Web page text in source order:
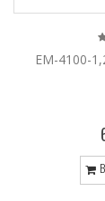
EM-4100-